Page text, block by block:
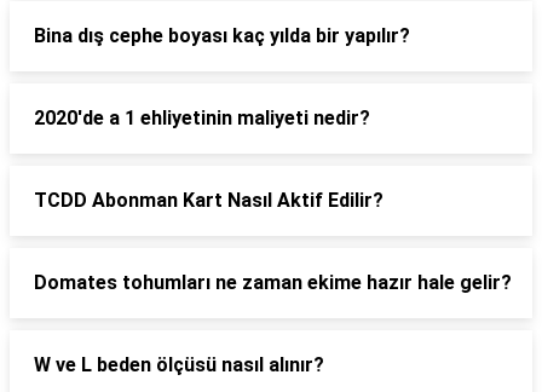
Bina dış cephe boyası kaç yılda bir yapılır?
2020'de a 1 ehliyetinin maliyeti nedir?
TCDD Abonman Kart Nasıl Aktif Edilir?
Domates tohumları ne zaman ekime hazır hale gelir?
W ve L beden ölçüsü nasıl alınır?